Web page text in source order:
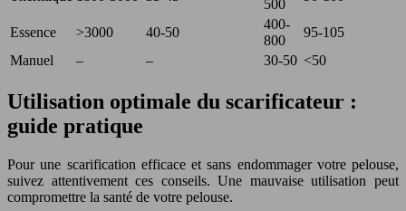
500
Essence >3000 40-50
400-
800
95-105
Manuel
– – 30-50 <50
Utilisation optimale du scarificateur :
guide pratique
Pour une scarification efficace et sans endommager votre pelouse,
suivez attentivement ces conseils. Une mauvaise utilisation peut
compromettre la santé de votre pelouse.